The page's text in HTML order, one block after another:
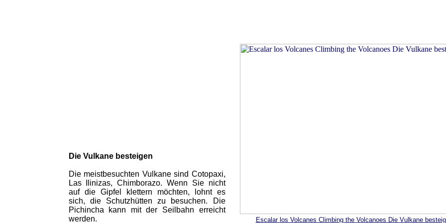
Die Vulkane besteigen
Die meistbesuchten Vulkane sind Cotopaxi,
Las Ilinizas, Chimborazo. Wenn Sie nicht
auf die Gipfel klettern möchten, lohnt es
sich, die Schutzhütten zu besuchen. Die
Pichincha kann mit der Seilbahn erreicht
werden.
Escalar los Volcanes Climbing the Volcanoes Die Vulkane